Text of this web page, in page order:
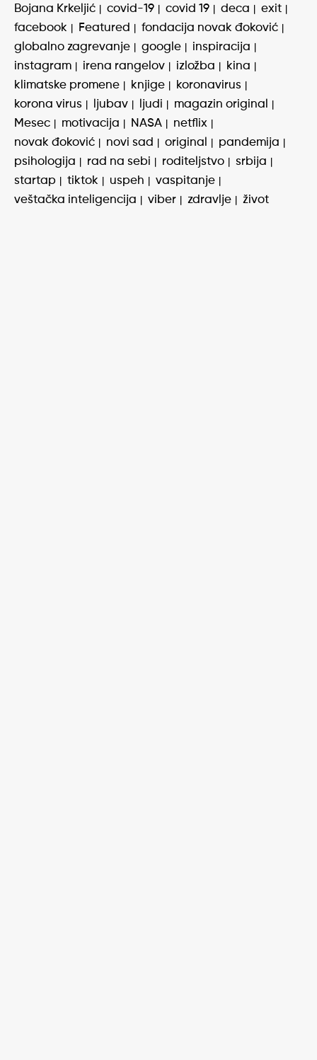
Bojana Krkeljić
covid-19 covid 19 deca
exit
facebook
Featured
fondacija novak đoković
globalno zagrevanje
google
inspiracija
instagram
irena rangelov izložba
kina
klimatske promene
knjige
koronavirus
korona virus
ljubav ljudi
magazin original
Mesec
motivacija NASA
netflix
novak đoković
novi sad original
pandemija
psihologija
rad na sebi roditeljstvo
srbija
startap
tiktok uspeh
vaspitanje
veštačka inteligencija
viber zdravlje život